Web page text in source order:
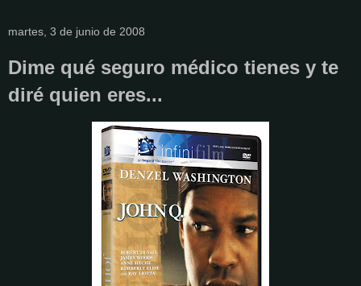
martes, 3 de junio de 2008
Dime qué seguro médico tienes y te
diré quien eres...